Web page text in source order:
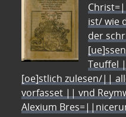
ist/ wie
der
Teuffel
[oe]stlich zulesen/||
vorfasset || vnd
Alexium